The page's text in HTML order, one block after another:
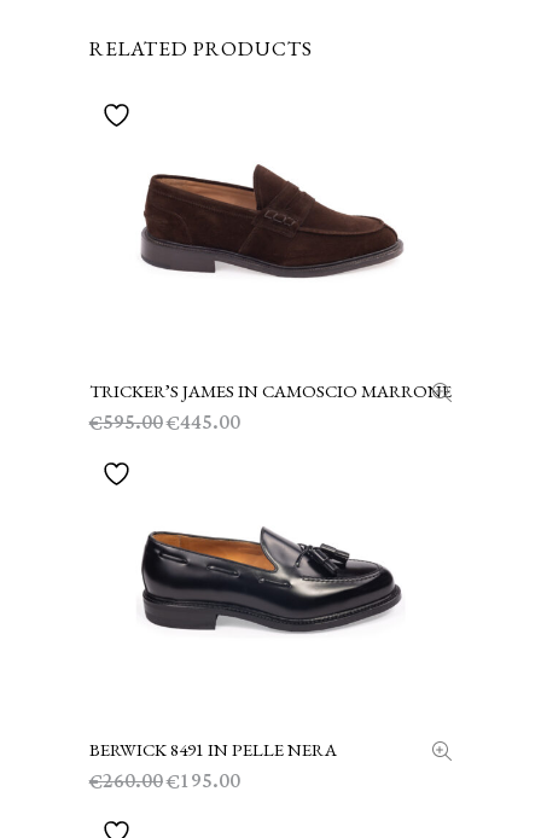
RELATED PRODUCTS
SCEGLI
TRICKER’S JAMES IN CAMOSCIO MARRONE
€595.00Il
€595.00.
€445.00Il
€445.00.
SCEGLI
BERWICK 8491 IN PELLE NERA
€260.00Il
€195.00Il